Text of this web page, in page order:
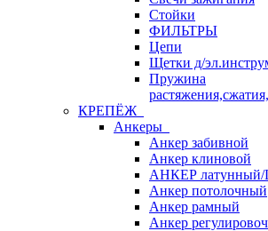
Стойки
ФИЛЬТРЫ
Цепи
Щетки д/
Пружина
КРЕПЁЖ
Анкеры
Анкер забивной
Анкер клиновой
АНКЕР
Анкер потолочный
Анкер рамный
Анкер